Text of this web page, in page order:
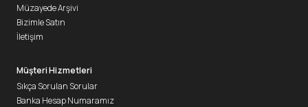
Müzayede Arşivi
Bizimle Satın
İletişim
Müşteri Hizmetleri
Sıkça Sorulan Sorular
Banka Hesap Numaramız